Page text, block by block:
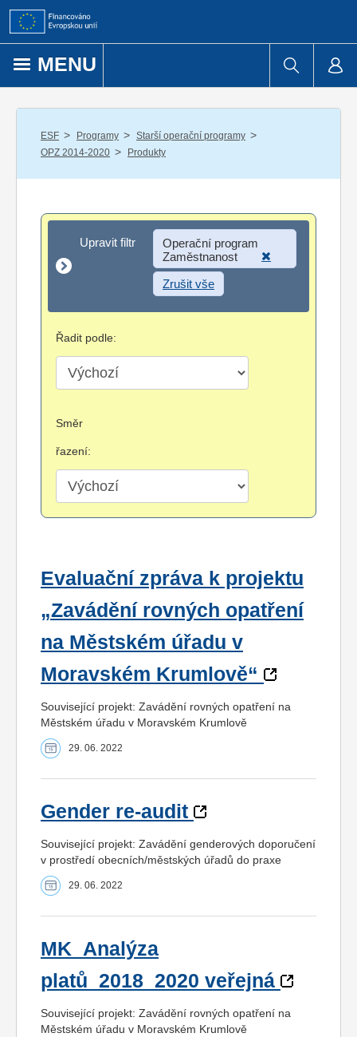
Přejít k obsahu
MENU
ESF / Programy / Starší operační programy /
OPZ 2014-2020 / Produkty
Upravit filtr
Upravit filtr
Operační program
Zaměstnanost
Zrušit vše
Řadit podle:
Směr
řazení:
Evaluační zpráva k projektu
„Zavádění rovných opatření
na Městském úřadu v
Moravském Krumlově“
Související projekt: Zavádění rovných opatření na
Městském úřadu v Moravském Krumlově
29. 06. 2022
Gender re-audit
Související projekt: Zavádění genderových doporučení
v prostředí obecních/městských úřadů do praxe
29. 06. 2022
MK_Analýza
platů_2018_2020 veřejná
Související projekt: Zavádění rovných opatření na
Městském úřadu v Moravském Krumlově